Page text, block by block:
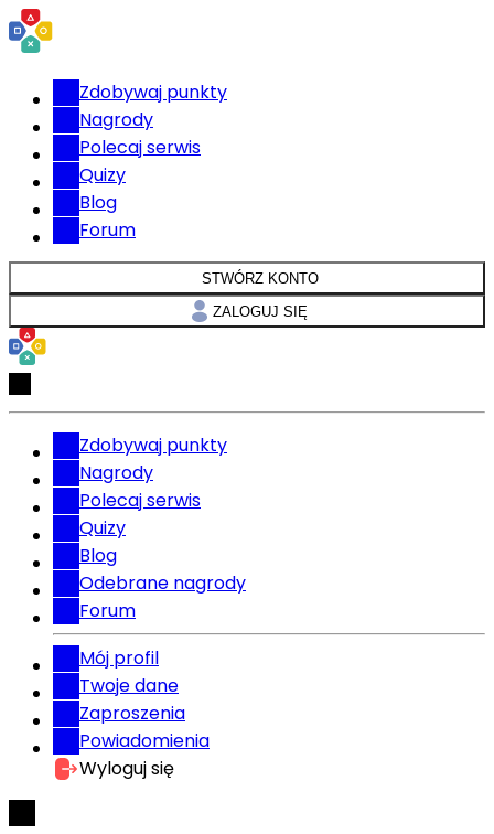
Zdobywaj punkty
Nagrody
Polecaj serwis
Quizy
Blog
Forum
STWÓRZ KONTO
ZALOGUJ SIĘ
Zdobywaj punkty
Nagrody
Polecaj serwis
Quizy
Blog
Odebrane nagrody
Forum
Mój profil
Twoje dane
Zaproszenia
Powiadomienia
Wyloguj się